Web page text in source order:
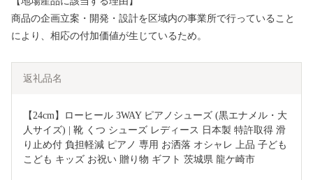
商品の企画立案・開発・設計を区域内の事業所で行っていること
により、相応の付加価値が生じているため。
返礼品名
【24cm】ローヒール 3WAY ピアノシューズ (黒エナメル・大
人サイズ) | 靴 くつ シューズ レディース 日本製 特許取得 滑
り止め付 負担軽減 ピアノ 専用 お洒落 オシャレ 上品 子ども
こども キッズ お祝い 贈り物 ギフト 茨城県 龍ケ崎市